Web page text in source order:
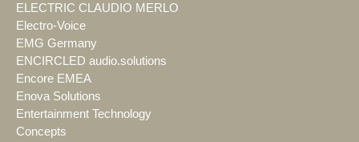
ELECTRIC CLAUDIO MERLO
Electro-Voice
EMG Germany
ENCIRCLED audio.solutions
Encore EMEA
Enova Solutions
Entertainment Technology
Concepts